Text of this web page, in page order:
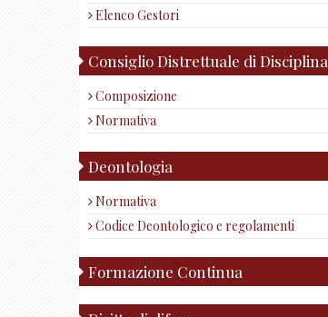
Elenco Gestori
Consiglio Distrettuale di Disciplina
Composizione
Normativa
Deontologia
Normativa
Codice Deontologico e regolamenti
Formazione Continua